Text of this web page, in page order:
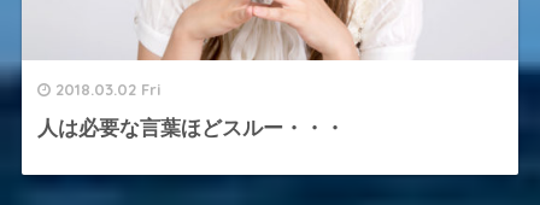
2018.03.02 Fri
人は必要な言葉ほどスルー・・・